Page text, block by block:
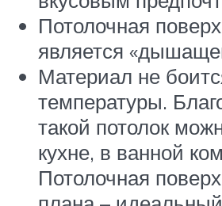
Потолочная
является
Материал не
температуры.
такой потолок
кухне, в ванной
Потолочная